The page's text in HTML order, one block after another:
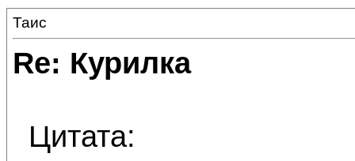
Таис
Re: Курилка
Цитата: